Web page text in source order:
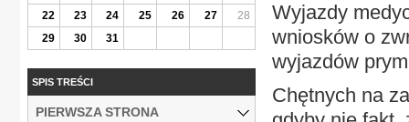
Wyjazdy
wniosków o
wyjazdów
Chętnych na
22
23 24 25 26 27
28
29
30 31
SPIS TREŚCI
PIERWSZA STRONA